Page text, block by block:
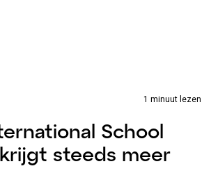
1 minuut lezen
School
steeds meer